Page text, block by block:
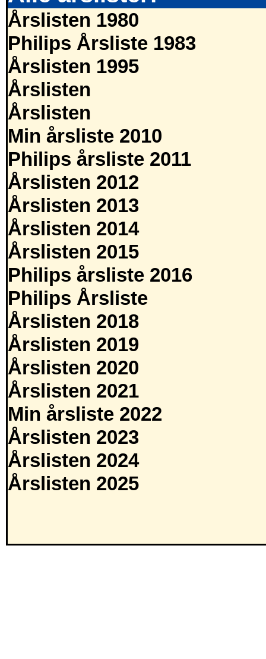
Årslisten 1980
Philips Årsliste 1983
Årslisten 1995
Årslisten
Årslisten
Min årsliste 2010
Philips årsliste 2011
Årslisten 2012
Årslisten 2013
Årslisten 2014
Årslisten 2015
Philips årsliste 2016
Philips Årsliste
Årslisten 2018
Årslisten 2019
Årslisten 2020
Årslisten 2021
Min årsliste 2022
Årslisten 2023
Årslisten 2024
Årslisten 2025